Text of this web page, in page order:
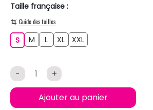
Taille française :
Guide des tailles
SS M L XL XXL
- +
Ajouter au panier